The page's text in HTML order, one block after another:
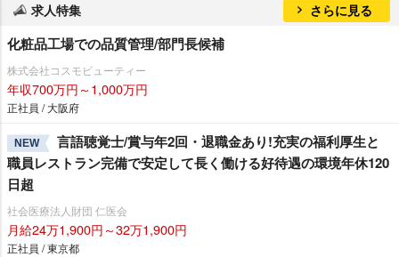
求人特集 さらに見る
化粧品工場での品質管理/部門長候補
株式会社コスモビューティー
年収700万円～1,000万円
正社員 / 大阪府
NEW
言語聴覚士/賞与年2回・退職金あり!充実の福利厚生と
職員レストラン完備で安定して長く働ける好待遇の環境年休120
日超
社会医療法人財団 仁医会
月給24万1,900円～32万1,900円
正社員 / 東京都